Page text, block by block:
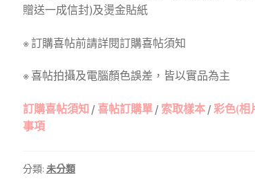
贈送一成信封)及燙金貼紙
※ 訂購喜帖前請詳閱訂購喜帖須知
※ 喜帖拍攝及電腦顏色誤差，皆以實品為主
訂購喜帖須知 / 喜帖訂購單/ 索取樣本/ 彩色(相
事項
分類: 未分類